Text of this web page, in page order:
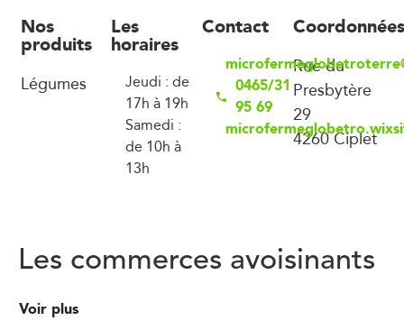
Nos
produits
Légumes
Les
horaires
Jeudi : de
17h à 19h
Samedi :
de 10h à
13h
Contact
0465/31
95 69
Coordonnées
Rue du
Presbytère
29
4260 Ciplet
Les commerces avoisinants
Voir plus